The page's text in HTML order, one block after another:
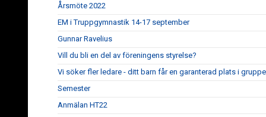
Årsmöte 2022
EM i Truppgymnastik 14-17 september
Gunnar Ravelius
Vill du bli en del av föreningens styrelse?
Vi söker fler ledare - ditt barn får en garanterad plats i
Semester
Anmälan HT22